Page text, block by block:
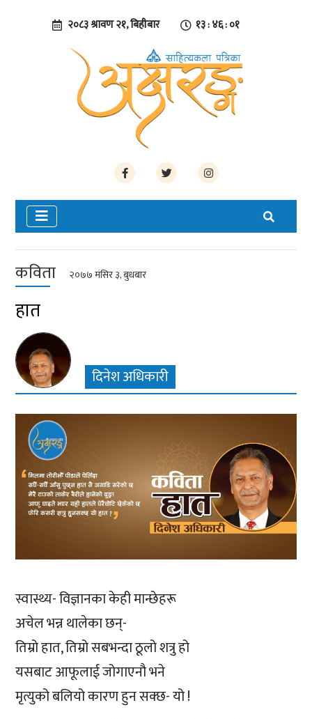
२०८३ श्रावण २१, बिहीबार १३ : ४६ : ०१
कविता २०७७ मंसिर ३, बुधबार
हात
दिनेश अधिकारी
स्वास्थ्य- विज्ञानका केही मान्छेहरू
अचेल भन्न थालेका छन्-
तिम्रो हात, तिम्रो सबभन्दा ठूलो शत्रु हो
यसबाट आफूलाई जोगाएनौ भने
मृत्युको बलियो कारण हुन सक्छ- यो !